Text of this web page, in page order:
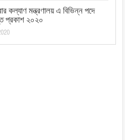
কল্যাণ মন্ত্রণালয় এ বিভিন্ন পদে
প্রকাশ ২০২০